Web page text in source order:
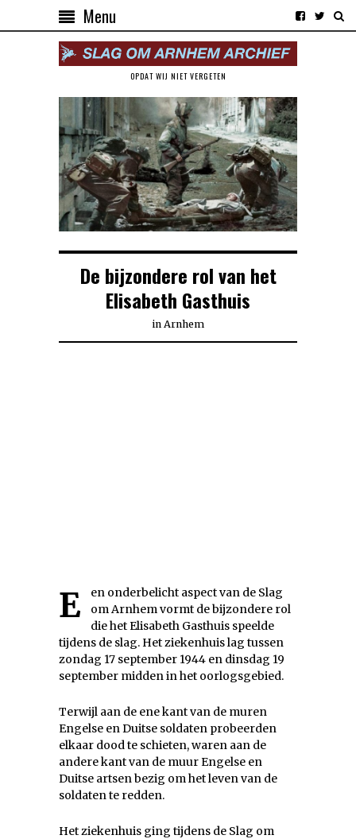
Menu
OPDAT WIJ NIET VERGETEN
De bijzondere rol van het
Elisabeth Gasthuis
in Arnhem
Een onderbelicht aspect van de Slag
om Arnhem vormt de bijzondere rol
die het Elisabeth Gasthuis speelde
tijdens de slag. Het ziekenhuis lag tussen
zondag 17 september 1944 en dinsdag 19
september midden in het oorlogsgebied.
Terwijl aan de ene kant van de muren
Engelse en Duitse soldaten probeerden
elkaar dood te schieten, waren aan de
andere kant van de muur Engelse en
Duitse artsen bezig om het leven van de
soldaten te redden.
Het ziekenhuis ging tijdens de Slag om